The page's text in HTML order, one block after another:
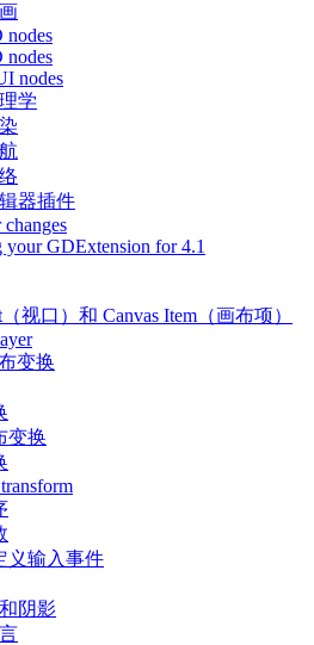
nodes
nodes
nodes
学
器插件
your GDExtension for 4.1
视口）和 Canvas Item（画布项）
变换
变换
义输入事件
阴影